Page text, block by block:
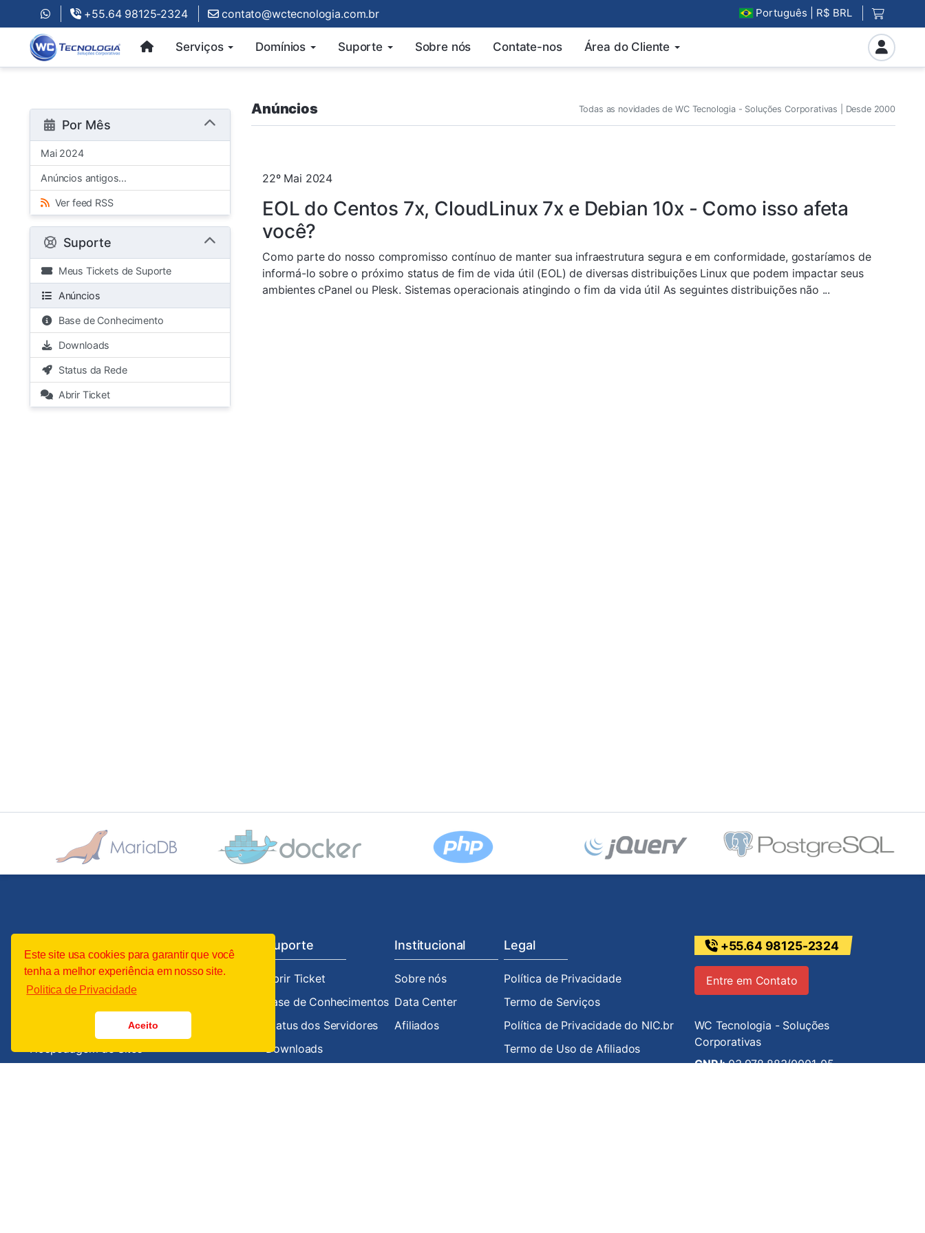
Este site usa cookies para garantir que você
tenha a melhor experiência em nosso site.
Politica de Privacidade
Aceito
+55.64 98125-2324 contato@wctecnologia.com.br Português | R$ BRL
Serviços Domínios Suporte Sobre nós Contate-nos Área do Cliente
Por Mês
Mai 2024
Anúncios antigos...
Ver feed RSS
Suporte
Meus Tickets de Suporte
Anúncios
Base de Conhecimento
Downloads
Status da Rede
Abrir Ticket
Anúncios Todas as novidades de WC Tecnologia - Soluções Corporativas | Desde 2000
22º Mai 2024
EOL do Centos 7x, CloudLinux 7x e Debian 10x - Como isso afeta
você?
Como parte do nosso compromisso contínuo de manter sua infraestrutura segura e em conformidade, gostaríamos de
informá-lo sobre o próximo status de fim de vida útil (EOL) de diversas distribuições Linux que podem impactar seus
ambientes cPanel ou Plesk. Sistemas operacionais atingindo o fim da vida útil As seguintes distribuições não ...
Backup em Nuvem
Hospedagem Scriptcase
Buscar Domínio
Suporte
Abrir Ticket
Base de Conhecimentos
Status dos Servidores
Downloads
Institucional
Sobre nós
Data Center
Afiliados
Legal
Política de Privacidade
Termo de Serviços
Política de Privacidade do NIC.br
Termo de Uso de Afiliados
+55.64 98125-2324
Entre em Contato
WC Tecnologia - Soluções
Corporativas
CNPJ:03.978.883/0001-05